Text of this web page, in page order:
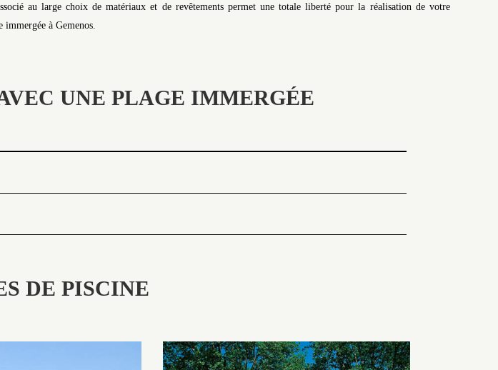
au large choix de matériaux et de revêtements permet une totale liberté pour la réalisation de votre
immergée à Gemenos.
UNE PLAGE IMMERGÉE
DE PISCINE